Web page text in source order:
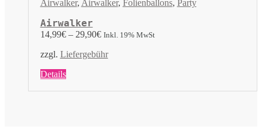
auf
der
Produktseite
gewählt
werden
Airwalker, Airwalker, Folienballons, Party
Airwalker
14,99€– 29,90€ Inkl. 19% MwSt
zzgl. Liefergebühr
DetailsDieses
weist